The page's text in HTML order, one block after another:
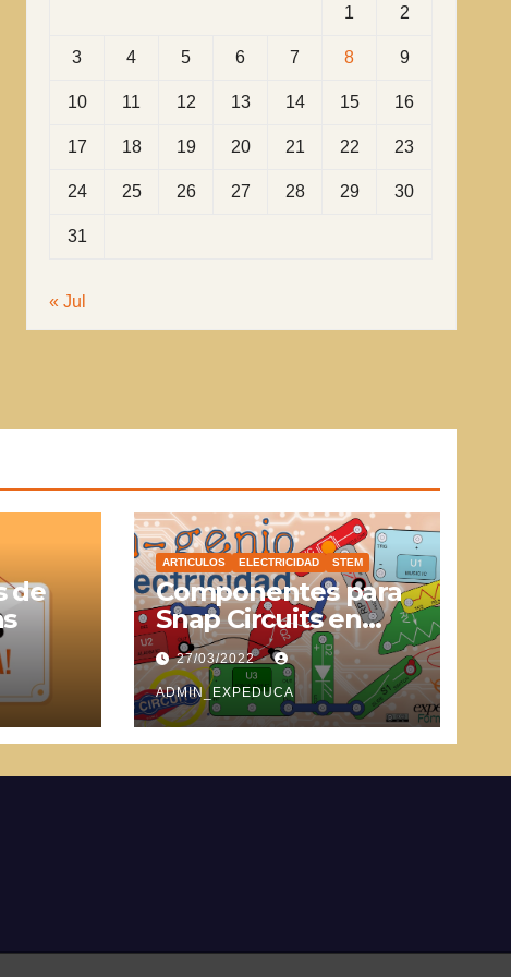
1 2
3 4 5 6 7 8 9
10 11 12 13 14 15 16
17 18 19 20 21 22 23
24 25 26 27 28 29 30
31
« Jul
de
ARTICULOS ELECTRICIDAD STEM
Componentes para
Snap Circuits en
SVG
27/03/2022
ADMIN_EXPEDUCA